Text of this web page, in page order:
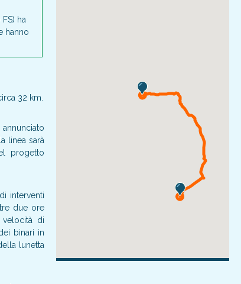
ha
hanno
32 km.
linea sarà
progetto
interventi
due ore
velocità di
binari in
lunetta